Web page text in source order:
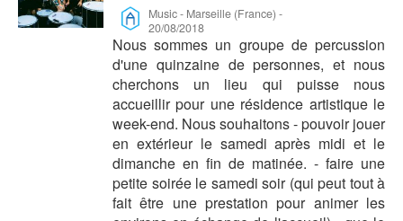
Music- Marseille (France) -
20/08/2018
Nous sommes un groupe de percussion
d'une quinzaine de personnes, et nous
cherchons un lieu qui puisse nous
accueillir pour une résidence artistique le
week-end. Nous souhaitons - pouvoir jouer
en extérieur le samedi après midi et le
dimanche en fin de matinée. - faire une
petite soirée le samedi soir (qui peut tout à
fait être une prestation pour animer les